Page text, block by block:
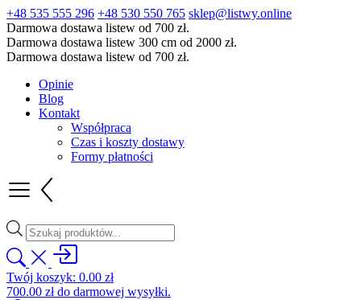
+48 535 555 296 +48 530 550 765 sklep@listwy.online
Darmowa dostawa listew od 700 zł.
Darmowa dostawa listew 300 cm od 2000 zł.
Darmowa dostawa listew od 700 zł.
Opinie
Blog
Kontakt
Współpraca
Czas i koszty dostawy
Formy płatności
Wyszukiwarka
produktów
Twój koszyk: 0.00 zł
700.00 złdo darmowej wysyłki.